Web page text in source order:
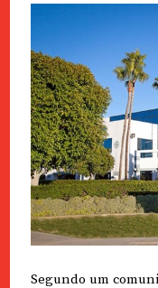
Segundo um